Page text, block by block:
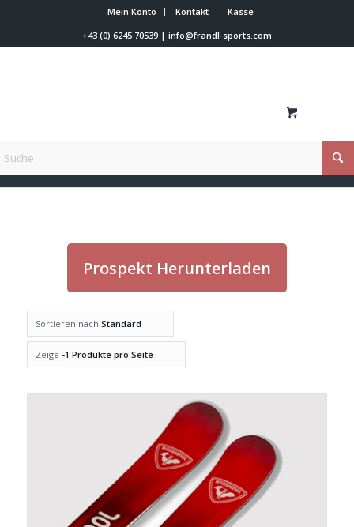
Mein Konto Kontakt
Kasse
+43 (0) 6245 70539| info@frandl-sports.com
Du bist hier:
Prospekt Herunterladen
Sortieren nach Standard
Zeige -1 Produkte pro Seite